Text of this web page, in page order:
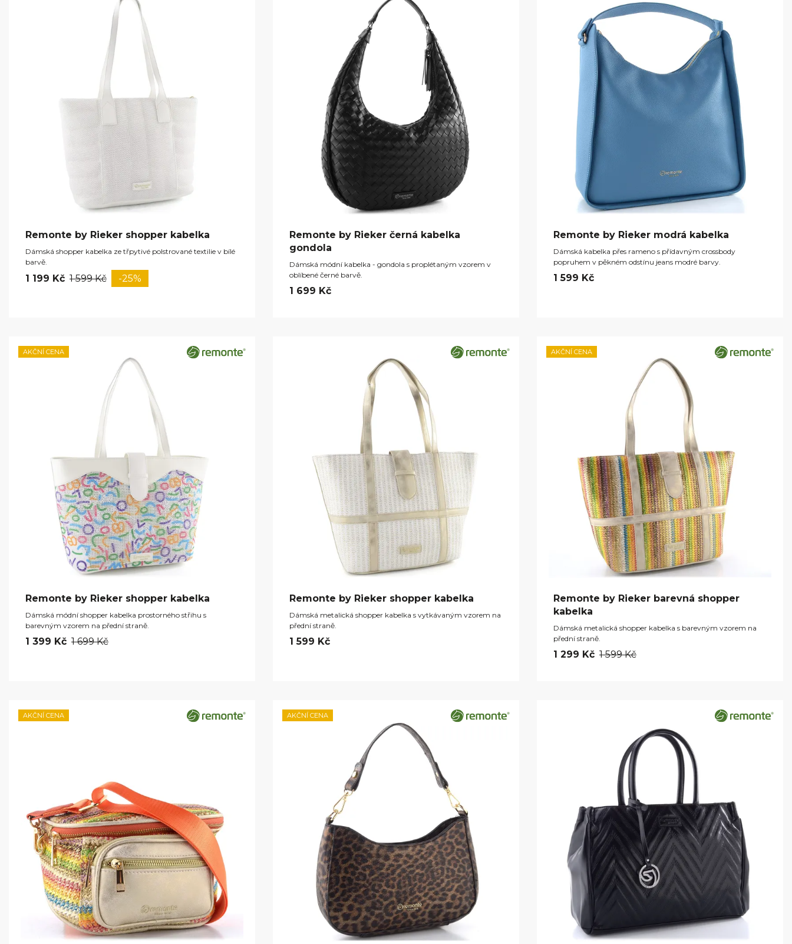
Remonte by Rieker shopper kabelka
Dámská shopper kabelka ze třpytivé polstrované textilie v bílé
barvě.
1 199 Kč 1 599 Kč -25%
Remonte by Rieker černá kabelka
gondola
Dámská módní kabelka - gondola s proplétaným vzorem v
oblíbené černé barvě.
1 699 Kč
Remonte by Rieker modrá kabelka
Dámská kabelka přes rameno s přídavným crossbody
popruhem v pěkném odstínu jeans modré barvy.
1 599 Kč
AKČNÍ CENA
Remonte by Rieker shopper kabelka
Dámská módní shopper kabelka prostorného střihu s
barevným vzorem na přední straně.
1 399 Kč 1 699 Kč
Remonte by Rieker shopper kabelka
Dámská metalická shopper kabelka s vytkávaným vzorem na
přední straně.
1 599 Kč
AKČNÍ CENA
Remonte by Rieker barevná shopper
kabelka
Dámská metalická shopper kabelka s barevným vzorem na
přední straně.
1 299 Kč 1 599 Kč
AKČNÍ CENA AKČNÍ CENA